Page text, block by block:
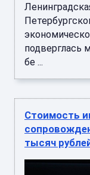
подверглась
бе ...
Стоимость
тысяч